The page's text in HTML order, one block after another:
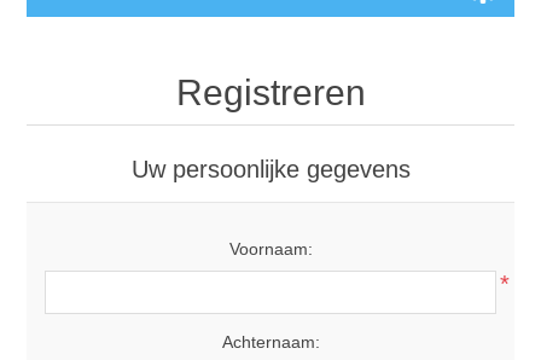
Registreren
Uw persoonlijke gegevens
Voornaam:
*
Achternaam: